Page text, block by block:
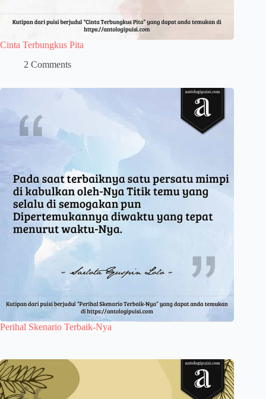
Cinta Terbungkus Pita
2 Comments
Perihal Skenario Terbaik-Nya